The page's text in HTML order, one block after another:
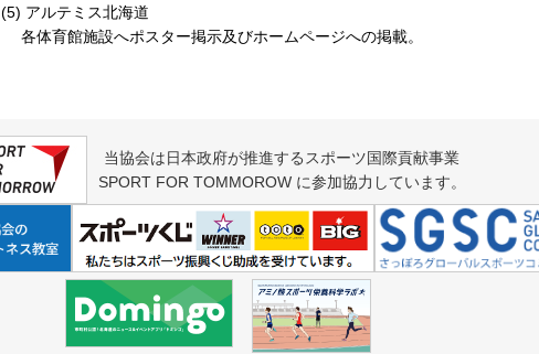
(5) アルテミス北海道
各体育館施設へポスター掲示及びホームページへの掲載。
当協会は日本政府が推進するスポーツ国際貢献事業
SPORT FOR TOMMOROW に参加協力しています。